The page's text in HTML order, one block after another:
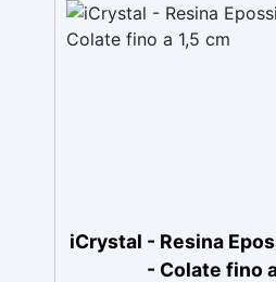
iCrystal - Resina
- Colate fino